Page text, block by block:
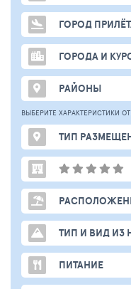
ГОРОД
ГОРОДА И
РАЙОНЫ
ВЫБЕРИТЕ ХАРАКТЕРИСТИКИ
ТИП
ТИП И ВИД ИЗ
ПИТАНИЕ